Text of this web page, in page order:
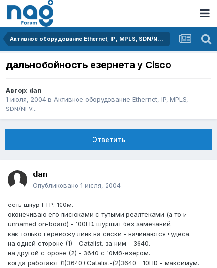
Активное оборудование Ethernet, IP, MPLS, SDN/NFV...
дальнобойность езернета у Cisco
Автор: dan
1 июля, 2004 в Активное оборудование Ethernet, IP, MPLS,
SDN/NFV...
Ответить
dan
Опубликовано 1 июля, 2004
есть шнур FTP. 100м.
оконечиваю его писюками с тупыми реалтеками (а то и
unnamed on-board) - 100FD. шуршит без замечаний.
как только перевожу линк на сиски - начинаются чудеса.
на одной стороне (1) - Catalist. за ним - 3640.
на другой стороне (2) - 3640 с 10Мб-езером.
когда работают (1)3640+Catalist-(2)3640 - 10HD - максимум.